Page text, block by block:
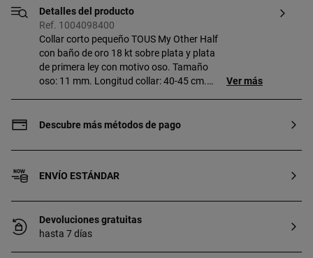
Detalles del producto
Ref. 1004098400
Collar corto pequeño TOUS My Other Half
con baño de oro 18 kt sobre plata y plata
de primera ley con motivo oso. Tamaño
oso: 11 mm. Longitud collar: 40-45 cm.
kt y 3 micras de espesor. Esta calidad
joya. Este artículo está formado por dos
Ver más
Descubre más métodos de pago
ENVÍO ESTÁNDAR
Devoluciones gratuitas
hasta 7 días